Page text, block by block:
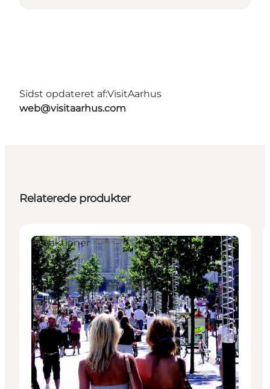
Sidst opdateret af:VisitAarhus
web@visitaarhus.com
Relaterede produkter
Attraktioner